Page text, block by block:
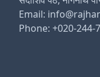
Email:
Phone: +020-244-